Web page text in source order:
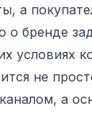
а
бренде
условиях
не
а